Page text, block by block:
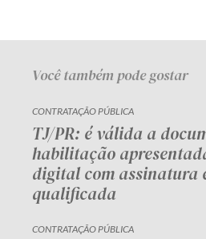
Você também pode gostar
CONTRATAÇÃO PÚBLICA
TJ/PR: é válida a
habilitação
digital com assinatura
qualificada
CONTRATAÇÃO PÚBLICA